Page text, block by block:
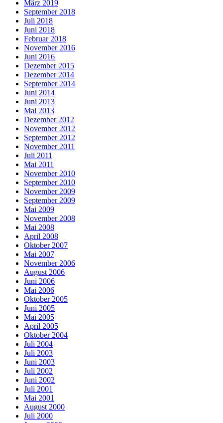
März 2019
September 2018
Juli 2018
Juni 2018
Februar 2018
November 2016
Juni 2016
Dezember 2015
Dezember 2014
September 2014
Juni 2014
Juni 2013
Mai 2013
Dezember 2012
November 2012
September 2012
November 2011
Juli 2011
Mai 2011
November 2010
September 2010
November 2009
September 2009
Mai 2009
November 2008
Mai 2008
April 2008
Oktober 2007
Mai 2007
November 2006
August 2006
Juni 2006
Mai 2006
Oktober 2005
Juni 2005
Mai 2005
April 2005
Oktober 2004
Juli 2004
Juli 2003
Juni 2003
Juli 2002
Juni 2002
Juli 2001
Mai 2001
August 2000
Juli 2000